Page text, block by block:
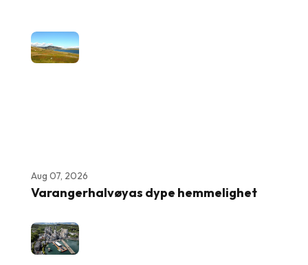
Aug 07, 2026
Varangerhalvøyas dype hemmelighet